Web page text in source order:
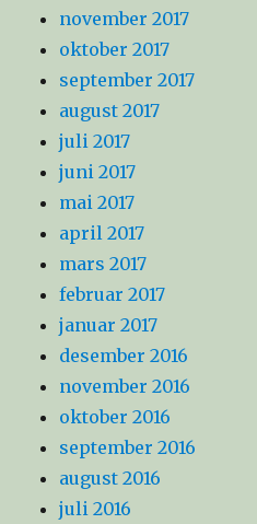
november 2017
oktober 2017
september 2017
august 2017
juli 2017
juni 2017
mai 2017
april 2017
mars 2017
februar 2017
januar 2017
desember 2016
november 2016
oktober 2016
september 2016
august 2016
juli 2016